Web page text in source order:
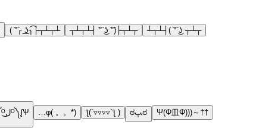
( ͡°╭ ͟ʖ╮͡├┬┴┬┴ ┬┴┬┴┤ ͡° ͜ʖ ͡°)├┬┴┬
┴┬┴┤( ͡° ͜ʖ ┬┴┬
Ѱζ༼ᴼل͜ᴼ༽ᶘѰ …φ( 。。*) ƪ(`▿▿▿▿´ƪ ) ಠﭛಠ Ψ(Φ皿Φ)))～††